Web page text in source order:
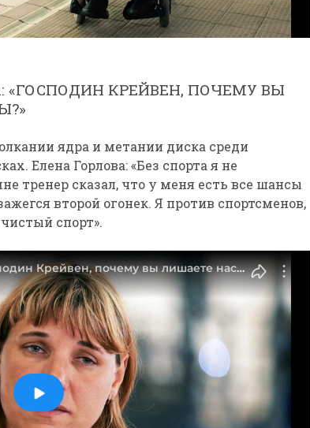
«ГОСПОДИН КРЕЙВЕН, ПОЧЕМУ ВЫ
ядра и метании диска среди
Елена Горлова: «Без спорта я не
тренер сказал, что у меня есть все шансы
второй огонек. Я против спортсменов,
спорт».